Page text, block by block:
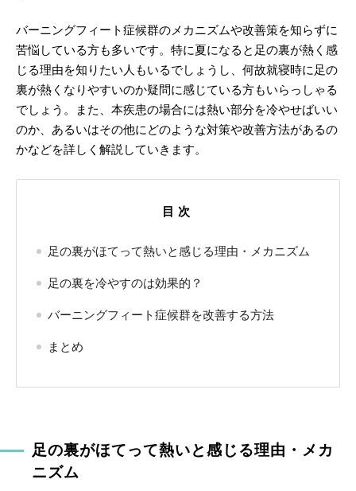
バーニングフィート症候群のメカニズムや改善策を知らずに
苦悩している方も多いです。特に夏になると足の裏が熱く感
じる理由を知りたい人もいるでしょうし、何故就寝時に足の
裏が熱くなりやすいのか疑問に感じている方もいらっしゃる
でしょう。また、本疾患の場合には熱い部分を冷やせばいい
のか、あるいはその他にどのような対策や改善方法があるの
かなどを詳しく解説していきます。
目次
足の裏がほてって熱いと感じる理由・メカニズム
足の裏を冷やすのは効果的？
バーニングフィート症候群を改善する方法
まとめ
足の裏がほてって熱いと感じる理由・メカ
ニズム